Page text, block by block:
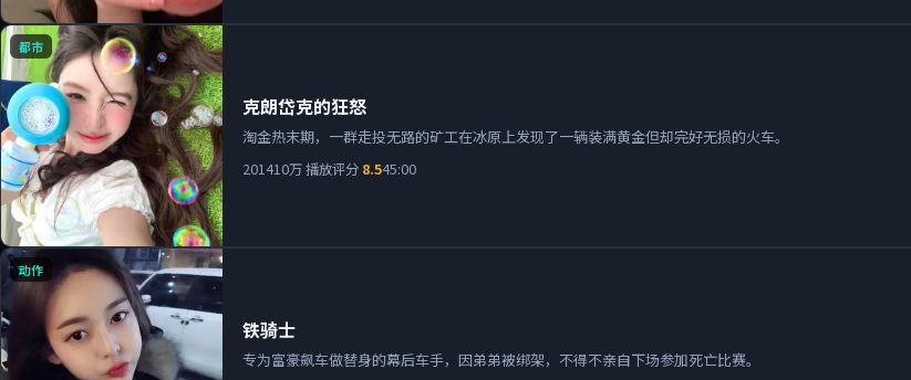
都市
克朗岱克的狂怒
淘金热末期，一群走投无路的矿工在冰原上发现了一辆装满黄金但却完好无损的火车。
201410万播放评分 8.545:00
动作
铁骑士
专为富豪飙车做替身的幕后车手，因弟弟被绑架，不得不亲自下场参加死亡比赛。